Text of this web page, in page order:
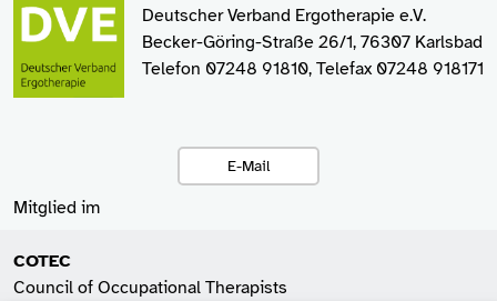
Deutscher Verband Ergotherapie e.V.
Becker-Göring-Straße 26/1, 76307 Karlsbad
Telefon 07248 91810, Telefax 07248 918171
E-Mail
Mitglied im
COTEC
Council of Occupational Therapists